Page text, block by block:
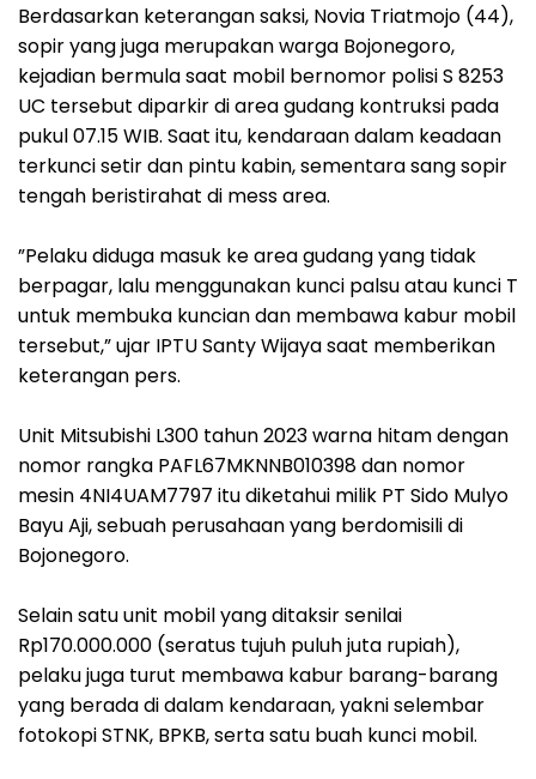
‎Berdasarkan keterangan saksi, Novia Triatmojo (44),
sopir yang juga merupakan warga Bojonegoro,
kejadian bermula saat mobil bernomor polisi S 8253
UC tersebut diparkir di area gudang kontruksi pada
pukul 07.15 WIB. Saat itu, kendaraan dalam keadaan
terkunci setir dan pintu kabin, sementara sang sopir
tengah beristirahat di mess area.
‎”Pelaku diduga masuk ke area gudang yang tidak
berpagar, lalu menggunakan kunci palsu atau kunci T
untuk membuka kuncian dan membawa kabur mobil
tersebut,” ujar IPTU Santy Wijaya saat memberikan
keterangan pers.
‎Unit Mitsubishi L300 tahun 2023 warna hitam dengan
nomor rangka PAFL67MKNNB010398 dan nomor
mesin 4NI4UAM7797 itu diketahui milik PT Sido Mulyo
Bayu Aji, sebuah perusahaan yang berdomisili di
Bojonegoro.
‎Selain satu unit mobil yang ditaksir senilai
Rp170.000.000 (seratus tujuh puluh juta rupiah),
pelaku juga turut membawa kabur barang-barang
yang berada di dalam kendaraan, yakni selembar
fotokopi STNK, BPKB, serta satu buah kunci mobil.